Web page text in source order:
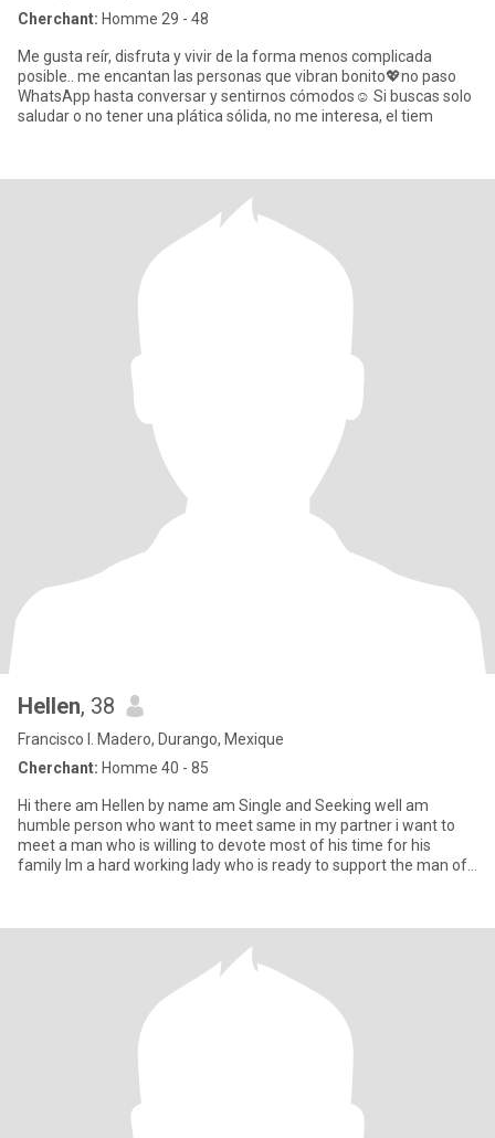
Cherchant: Homme 29 - 48
Me gusta reír, disfruta y vivir de la forma menos complicada
posible.. me encantan las personas que vibran bonito💖no paso
WhatsApp hasta conversar y sentirnos cómodos☺️ Si buscas solo
saludar o no tener una plática sólida, no me interesa, el tiem
Hellen, 38
Francisco I. Madero, Durango, Mexique
Cherchant: Homme 40 - 85
Hi there am Hellen by name am Single and Seeking well am
humble person who want to meet same in my partner i want to
meet a man who is willing to devote most of his time for his
family Im a hard working lady who is ready to support the man of